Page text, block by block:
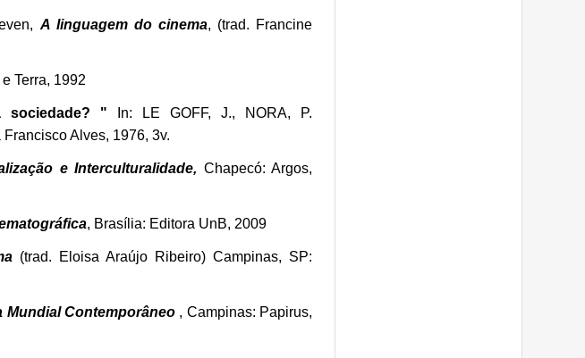
A linguagem do cinema, (trad. Francine
Terra, 1992
sociedade? " In: LE GOFF, J., NORA, P.
Alves, 1976, 3v.
e Interculturalidade, Chapecó: Argos,
, Brasília: Editora UnB, 2009
(trad. Eloisa Araújo Ribeiro) Campinas, SP:
Mundial Contemporâneo , Campinas: Papirus,